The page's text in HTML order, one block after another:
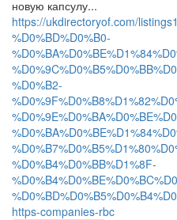
новую капсулу...
https://ukdirectoryof.com/
%D0%BD%D0%B0-
%D0%B2-
%D0%B4%D0%BB%D1%8F-
https-companies-rbc